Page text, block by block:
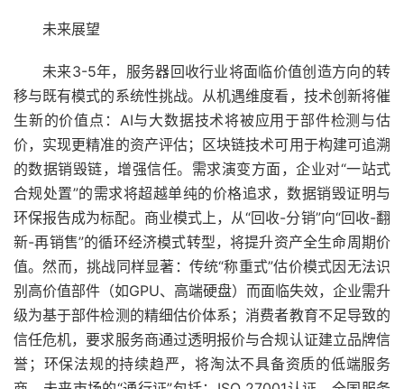
未来展望
未来3-5年，服务器回收行业将面临价值创造方向的转
移与既有模式的系统性挑战。从机遇维度看，技术创新将催
生新的价值点：AI与大数据技术将被应用于部件检测与估
价，实现更精准的资产评估；区块链技术可用于构建可追溯
的数据销毁链，增强信任。需求演变方面，企业对“一站式
合规处置”的需求将超越单纯的价格追求，数据销毁证明与
环保报告成为标配。商业模式上，从“回收-分销”向“回收-翻
新-再销售”的循环经济模式转型，将提升资产全生命周期价
值。然而，挑战同样显著：传统“称重式”估价模式因无法识
别高价值部件（如GPU、高端硬盘）而面临失效，企业需升
级为基于部件检测的精细估价体系；消费者教育不足导致的
信任危机，要求服务商通过透明报价与合规认证建立品牌信
誉；环保法规的持续趋严，将淘汰不具备资质的低端服务